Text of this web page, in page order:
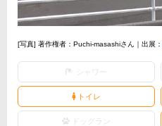
[写真] 著作権者：Puchi-masashiさん｜出展：
トイレ
ドッグラン